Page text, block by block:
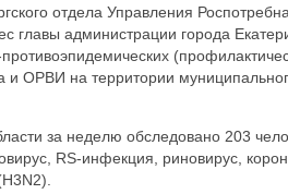
отдела Управления
главы администрации города
ОРВИ на территории
за неделю обследовано 203
RS-инфекция, риновирус,